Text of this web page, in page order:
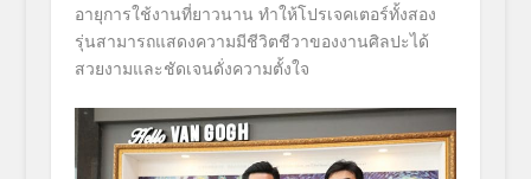
อายุการใช้งานที่ยาวนาน ทำให้โปรเจคเตอร์ทั้งสอง
รุ่นสามารถแสดงความมีชีวิตชีวาของงานศิลปะได้
สวยงามและชัดเจนดั่งความตั้งใจ